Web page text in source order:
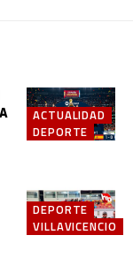
ACTUALIDAD
DEPORTE
DEPORTE
VILLAVICENCIO